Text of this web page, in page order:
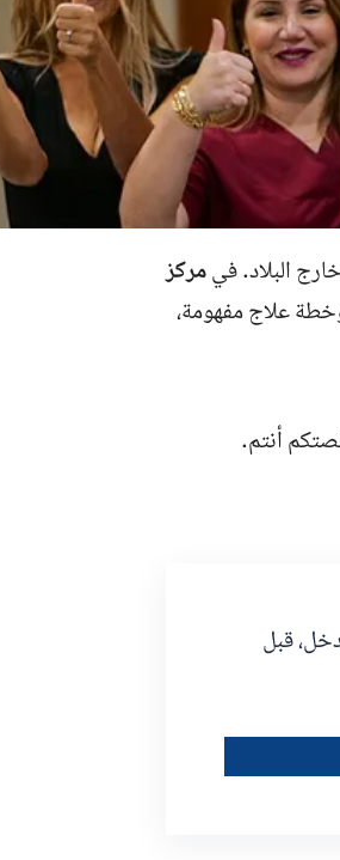
البلاد. فيمركز
علاج مفهومة،
أنتم.
قبل